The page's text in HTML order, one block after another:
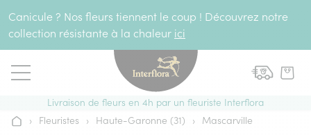
Canicule ? Nos fleurs tiennent le coup ! Découvrez notre
collection résistante à la chaleur ici
Livraison de fleurs en 4h par un fleuriste Interflora
Accueil
› Fleuristes › Haute-Garonne (31) › Mascarville